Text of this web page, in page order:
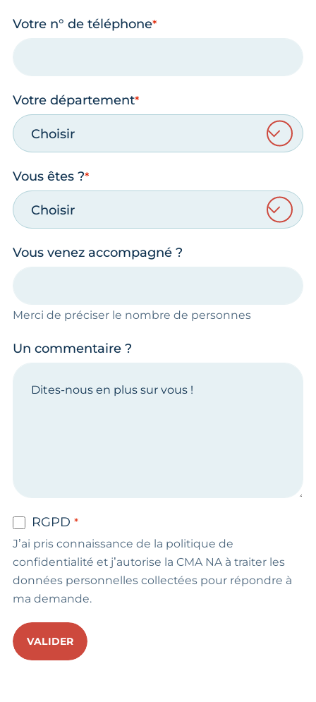
Votre n° de téléphone
Votre département
Choisir
Vous êtes ?
Choisir
Vous venez accompagné ?
Merci de préciser le nombre de personnes
Un commentaire ?
RGPD
J’ai pris connaissance de la politique de
confidentialité et j’autorise la CMA NA à traiter les
données personnelles collectées pour répondre à
ma demande.
VALIDER